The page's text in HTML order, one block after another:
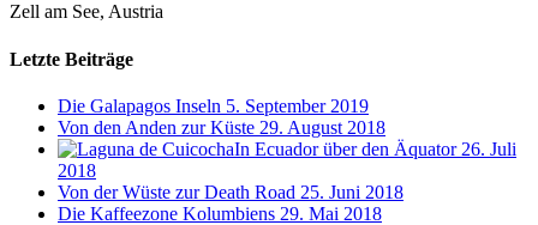
Zell am See, Austria
Letzte Beiträge
Die Galapagos Inseln 5. September 2019
Von den Anden zur Küste 29. August 2018
In Ecuador über den Äquator 26. Juli
2018
Von der Wüste zur Death Road 25. Juni 2018
Die Kaffeezone Kolumbiens 29. Mai 2018